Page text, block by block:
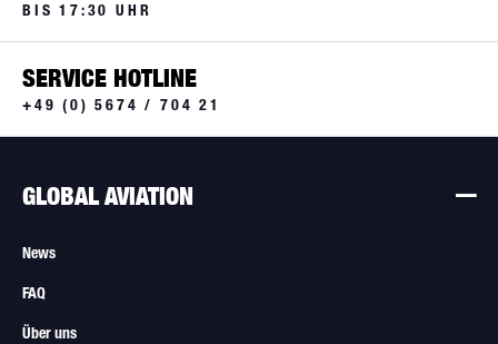
BIS 17:30 UHR
SERVICE HOTLINE
+49 (0) 5674 / 704 21
GLOBAL AVIATION
News
FAQ
Über uns